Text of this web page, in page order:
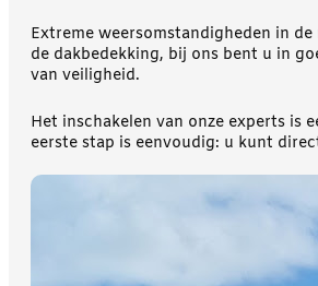
Extreme weersomstandigheden in de
de dakbedekking, bij ons bent u in
van veiligheid.
Het inschakelen van onze experts is
eerste stap is eenvoudig: u kunt